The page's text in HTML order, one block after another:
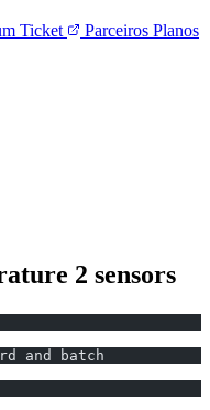
Ticket Parceiros Planos
2 sensors
and batch